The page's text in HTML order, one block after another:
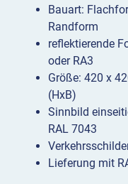
Bauart:
Randform
reflektierende
oder RA3
Größe: 420 x
(HxB)
Sinnbild
RAL 7043
Lieferung mit